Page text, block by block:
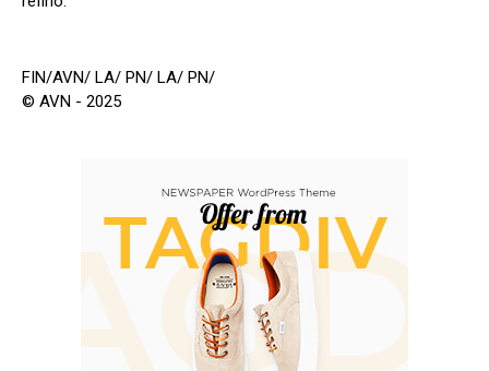
FIN/AVN/ LA/ PN/ LA/ PN/
© AVN - 2025